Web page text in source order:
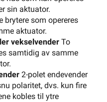
sin aktuator.
brytere som opereres
aktuator.
vekselvender To
samtidig av samme
2-polet endevender
polaritet, dvs. kun fire
kobles til ytre